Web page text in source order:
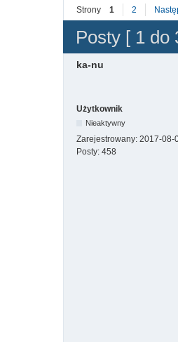
Strony 1 2
Posty [ 1 do
ka-nu
Użytkownik
Nieaktywny
Zarejestrowany: 2017-08-
Posty: 458